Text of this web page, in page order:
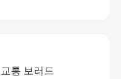
통 보러드